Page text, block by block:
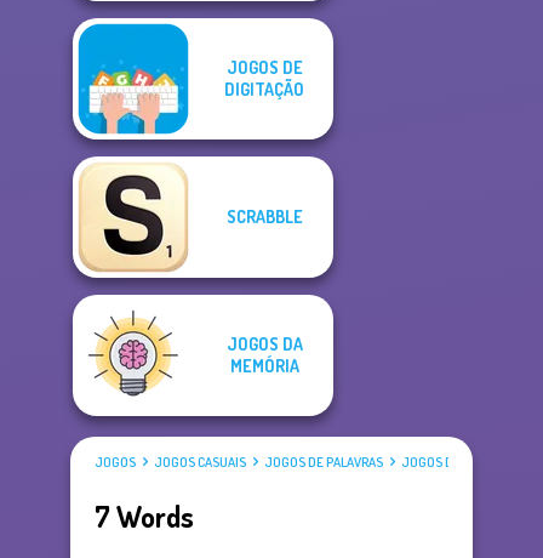
JOGOS DE
DIGITAÇÃO
SCRABBLE
JOGOS DA
MEMÓRIA
JOGOS JOGOS CASUAIS JOGOS DE PALAVRAS JOGOS DE PALAVRAS
7 Words